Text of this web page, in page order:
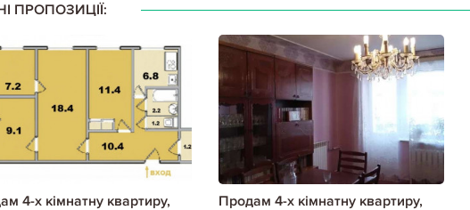
ПРОПОЗИЦІЇ:
4-х кімнатну квартиру,
Продам 4-х кімнатну квартиру,